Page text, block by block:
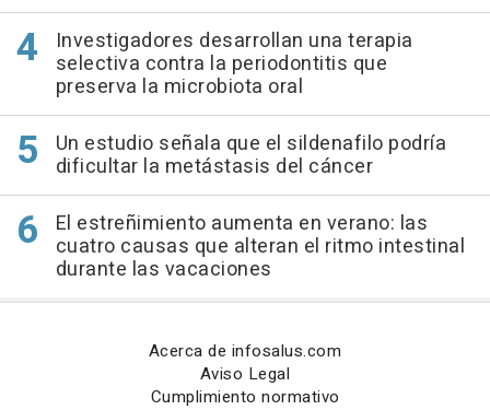
Investigadores desarrollan una terapia
selectiva contra la periodontitis que
preserva la microbiota oral
Un estudio señala que el sildenafilo podría
dificultar la metástasis del cáncer
El estreñimiento aumenta en verano: las
cuatro causas que alteran el ritmo intestinal
durante las vacaciones
Acerca de infosalus.com
Aviso Legal
Cumplimiento normativo